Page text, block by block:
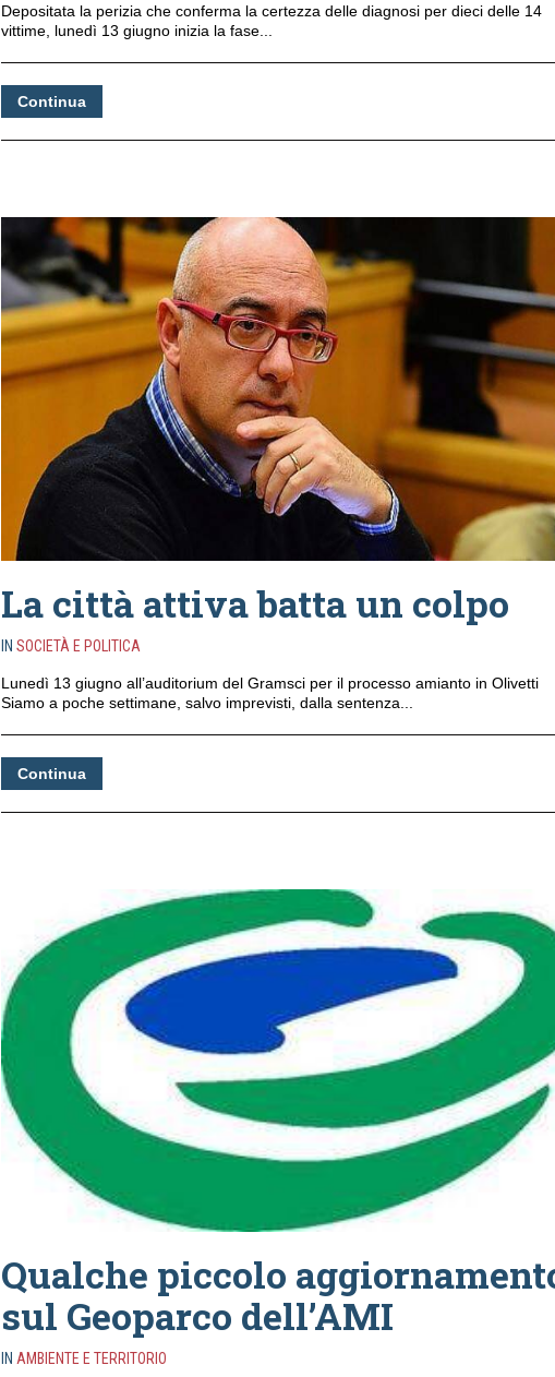
Depositata la perizia che conferma la certezza delle diagnosi per dieci delle 14
vittime, lunedì 13 giugno inizia la fase...
Continua
La città attiva batta un colpo
IN SOCIETÀ E POLITICA
Lunedì 13 giugno all’auditorium del Gramsci per il processo amianto in Olivetti
Siamo a poche settimane, salvo imprevisti, dalla sentenza...
Continua
Qualche piccolo
sul Geoparco dell’AMI
IN AMBIENTE E TERRITORIO